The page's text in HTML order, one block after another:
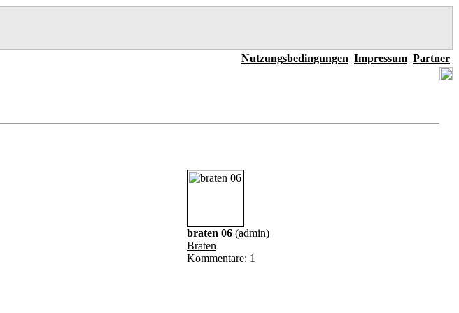
Nutzungsbedingungen Impressum Partner
braten 06 (admin)
Braten
Kommentare: 1